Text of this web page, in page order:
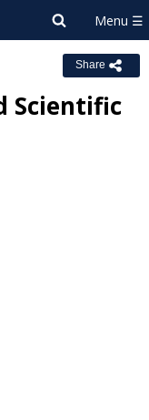
Share
Scientific